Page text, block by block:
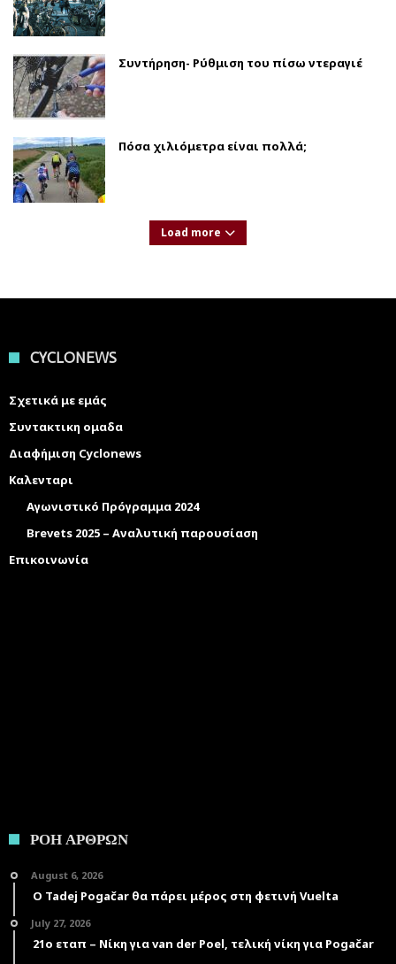
Συντήρηση- Ρύθμιση του πίσω ντεραγιέ
Πόσα χιλιόμετρα είναι πολλά;
Load more
CYCLONEWS
Σχετικά με εμάς
Συντακτικη ομαδα
Διαφήμιση Cyclonews
Καλενταρι
Αγωνιστικό Πρόγραμμα 2024
Brevets 2025 – Αναλυτική παρουσίαση
Επικοινωνία
ΡΟΗ ΑΡΘΡΩΝ
August 6, 2026
Ο Tadej Pogačar θα πάρει μέρος στη φετινή Vuelta
July 27, 2026
21ο εταπ – Νίκη για van der Poel, τελική νίκη για Pogačar